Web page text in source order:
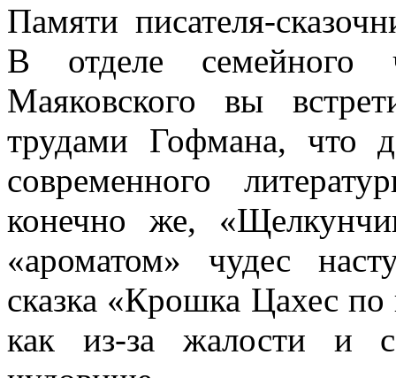
Памяти писателя-
В отделе семейного
Маяковского вы
трудами Гофмана, что
современного
конечно же,
«ароматом» чудес
сказка «Крошка Цахес
как из-за жалости и